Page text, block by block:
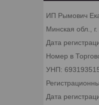
ИП Рымович
Минская обл.,
Дата
Номер в
УНП:
Дата